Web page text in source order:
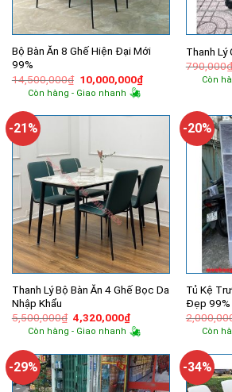
Bộ Bàn Ăn 8 Ghế Hiện Đại Mới
99%
14,500,000₫ Giá
gốc
là:
10,000,000₫Giá
hiện
10,000,000₫.
Còn hàng - Giao nhanh
Thanh Lý
790,000₫
Còn
-21%
Thanh Lý Bộ Bàn Ăn 4 Ghế Bọc Da
Nhập Khẩu
5,500,000₫ Giá
gốc
là:
4,320,000₫Giá
hiện
tại
4,320,000₫.
Còn hàng - Giao nhanh
-20%
Tủ Kệ
Đẹp 99%
Còn
-29% -34%